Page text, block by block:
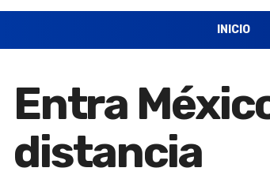
INICIO
Entra
distancia